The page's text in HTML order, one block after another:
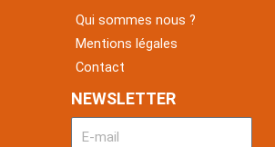
Qui sommes nous ?
Mentions légales
Contact
NEWSLETTER